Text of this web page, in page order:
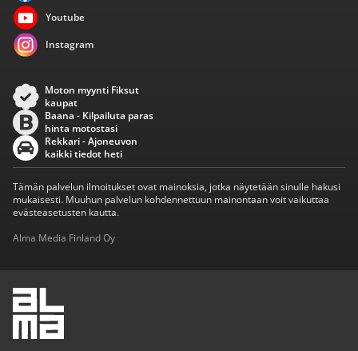
Youtube
Instagram
Moton myynti Fiksut
kaupat
Baana - Kilpailuta paras
hinta motostasi
Rekkari - Ajoneuvon
kaikki tiedot heti
Tämän palvelun ilmoitukset ovat mainoksia, jotka näytetään sinulle hakusi
mukaisesti. Muuhun palvelun kohdennettuun mainontaan voit vaikuttaa
evästeasetusten kautta.
Alma Media Finland Oy